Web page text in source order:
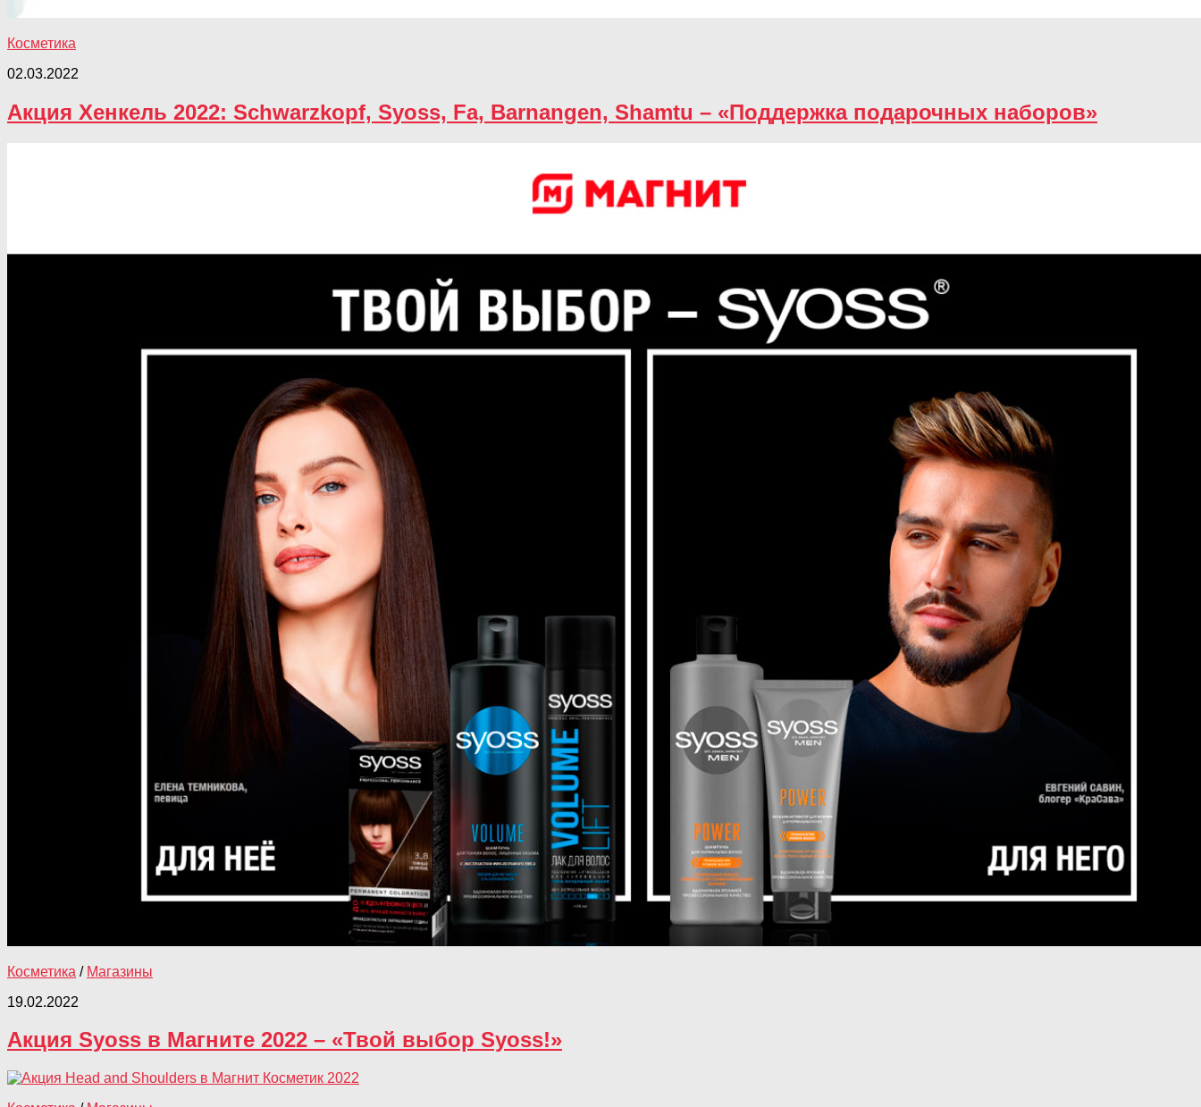
Косметика
02.03.2022
Акция Хенкель 2022: Schwarzkopf, Syoss, Fa, Barnangen, Shamtu – «Поддержка подарочных наборов»
Косметика / Магазины
19.02.2022
Акция Syoss в Магните 2022 – «Твой выбор Syoss!»